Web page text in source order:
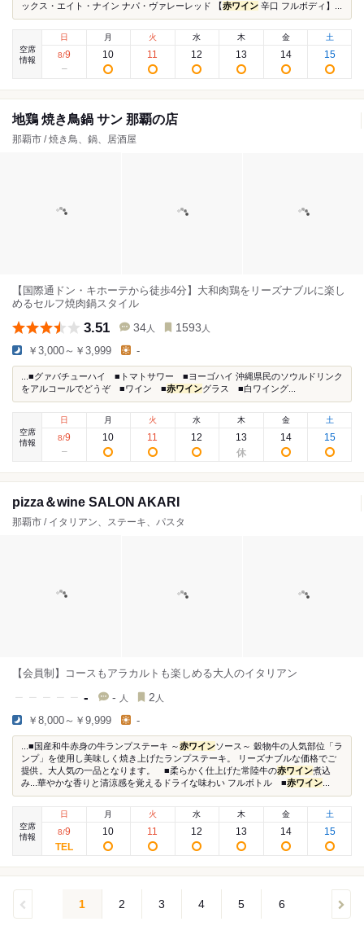
ックス・エイト・ナイン ナパ・ヴァレーレッド 【赤ワイン 辛口 フルボディ】...
空席
情報
日
8/9
月
10
火
11
水
12
木
13
金
14
土
15
地鶏 焼き鳥鍋 サン 那覇の店
那覇市 / 焼き鳥、鍋、居酒屋
【国際通ドン・キホーテから徒歩4分】大和肉鶏をリーズナブルに楽し
めるセルフ焼肉鍋スタイル
3.51 34 人 1593 人
￥3,000～￥3,999 -
...■グァバチューハイ ■トマトサワー ■ヨーゴハイ 沖縄県民のソウルドリンク
をアルコールでどうぞ ■ワイン ■赤ワイングラス ■白ワイング...
空席
情報
日
8/9
月
10
火
11
水
12
木
13
金
14
土
15
pizza＆wine SALON AKARI
那覇市 / イタリアン、ステーキ、パスタ
【会員制】コースもアラカルトも楽しめる大人のイタリアン
- - 人 2 人
￥8,000～￥9,999 -
...■国産和牛赤身の牛ランプステーキ ～赤ワインソース～ 穀物牛の人気部位「ラ
ンプ」を使用し美味しく焼き上げたランプステーキ。 リーズナブルな価格でご
提供。大人気の一品となります。 ■柔らかく仕上げた常陸牛の赤ワイン煮込
み...華やかな香りと清涼感を覚えるドライな味わい フルボトル ■赤ワイン
空席
情報
日
8/9
月
10
火
11
水
12
木
13
金
14
土
15
1 2 3 4 5 6